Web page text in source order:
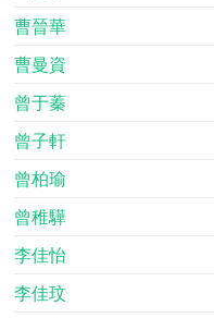
曹晉華
曹曼資
曾于蓁
曾子軒
曾柏瑜
曾稚驊
李佳怡
李佳玟